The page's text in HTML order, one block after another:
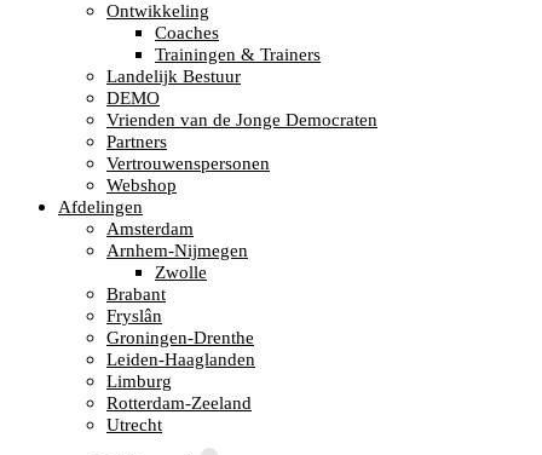
Ontwikkeling
Coaches
Trainingen & Trainers
Landelijk Bestuur
DEMO
Vrienden van de Jonge Democraten
Partners
Vertrouwenspersonen
Webshop
Afdelingen
Amsterdam
Arnhem-Nijmegen
Zwolle
Brabant
Fryslân
Groningen-Drenthe
Leiden-Haaglanden
Limburg
Rotterdam-Zeeland
Utrecht